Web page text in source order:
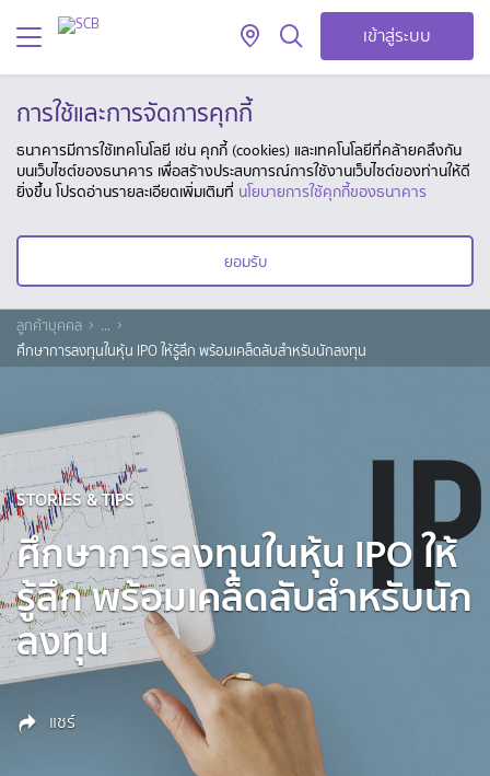
เข้าสู่ระบบ
การใช้และการจัดการคุกกี้
ธนาคารมีการใช้เทคโนโลยี เช่น คุกกี้ (cookies) และเทคโนโลยีที่คล้ายคลึงกัน
บนเว็บไซต์ของธนาคาร เพื่อสร้างประสบการณ์การใช้งานเว็บไซต์ของท่านให้ดี
ยิ่งขึ้น โปรดอ่านรายละเอียดเพิ่มเติมที่ นโยบายการใช้คุกกี้ของธนาคาร
ยอมรับ
ลูกค้าบุคคล
...
ศึกษาการลงทุนในหุ้น IPO ให้รู้ลึก พร้อมเคล็ดลับสำหรับนักลงทุน
STORIES & TIPS
ศึกษาการลงทุนในหุ้น IPO ให้
รู้ลึก พร้อมเคล็ดลับสำหรับนัก
ลงทุน
แชร์